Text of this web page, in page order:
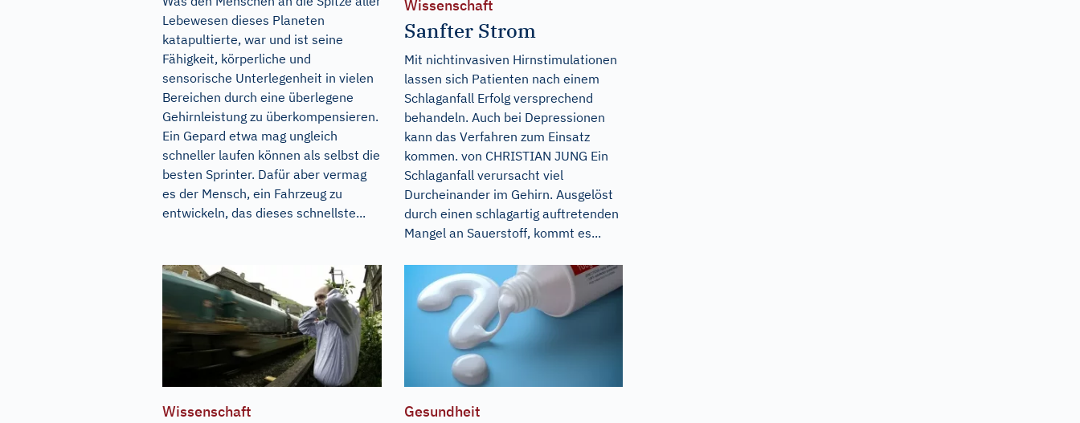
Lebewesen dieses Planeten
katapultierte, war und ist seine
Fähigkeit, körperliche und
sensorische Unterlegenheit in vielen
Bereichen durch eine überlegene
Gehirnleistung zu überkompensieren.
Ein Gepard etwa mag ungleich
schneller laufen können als selbst die
besten Sprinter. Dafür aber vermag
es der Mensch, ein Fahrzeug zu
entwickeln, das dieses schnellste...
Wissenschaft
Sanfter Strom
Mit nichtinvasiven Hirnstimulationen
lassen sich Patienten nach einem
Schlaganfall Erfolg versprechend
behandeln. Auch bei Depressionen
kann das Verfahren zum Einsatz
kommen. von CHRISTIAN JUNG Ein
Schlaganfall verursacht viel
Durcheinander im Gehirn. Ausgelöst
durch einen schlagartig auftretenden
Mangel an Sauerstoff, kommt es...
Wissenschaft Gesundheit